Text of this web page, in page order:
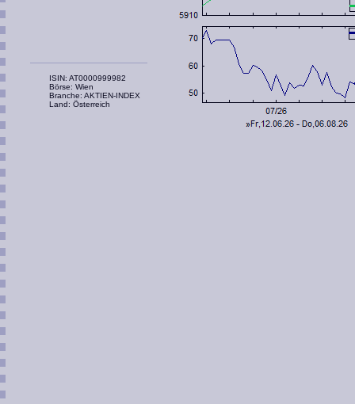
ISIN: AT0000999982
Börse: Wien
Branche: AKTIEN-INDEX
Land: Österreich